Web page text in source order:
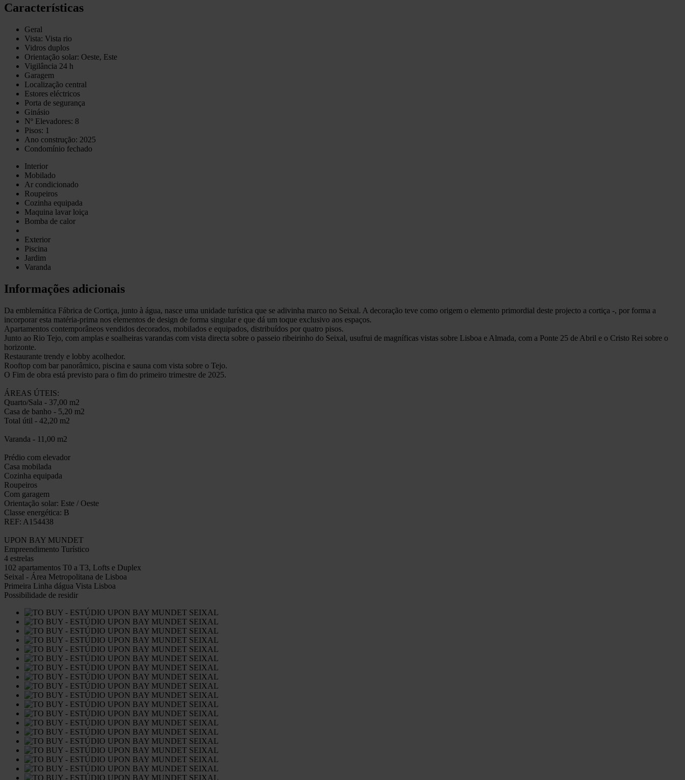
Características
Geral
Vista: Vista rio
Vidros duplos
Orientação solar: Oeste, Este
Vigilância 24 h
Garagem
Localização central
Estores eléctricos
Porta de segurança
Ginásio
Nº Elevadores: 8
Pisos: 1
Ano construção: 2025
Condomínio fechado
Interior
Mobilado
Ar condicionado
Roupeiros
Cozinha equipada
Maquina lavar loiça
Bomba de calor
Exterior
Piscina
Jardim
Varanda
Informações adicionais
Da emblemática Fábrica de Cortiça, junto à água, nasce uma unidade turística que se adivinha marco no Seixal. A decoração teve como origem o elemento primordial deste projecto a cortiça -, por forma a
incorporar esta matéria-prima nos elementos de design de forma singular e que dá um toque exclusivo aos espaços.
Apartamentos contemporâneos vendidos decorados, mobilados e equipados, distribuídos por quatro pisos.
Junto ao Rio Tejo, com amplas e soalheiras varandas com vista directa sobre o passeio ribeirinho do Seixal, usufrui de magníficas vistas sobre Lisboa e Almada, com a Ponte 25 de Abril e o Cristo Rei sobre o
horizonte.
Restaurante trendy e lobby acolhedor.
Rooftop com bar panorâmico, piscina e sauna com vista sobre o Tejo.
O Fim de obra está previsto para o fim do primeiro trimestre de 2025.
ÁREAS ÚTEIS:
Quarto/Sala - 37,00 m2
Casa de banho - 5,20 m2
Total útil - 42,20 m2
Varanda - 11,00 m2
Prédio com elevador
Casa mobilada
Cozinha equipada
Roupeiros
Com garagem
Orientação solar: Este / Oeste
Classe energética: B
REF: A154438
UPON BAY MUNDET
Empreendimento Turístico
4 estrelas
102 apartamentos T0 a T3, Lofts e Duplex
Seixal - Área Metropolitana de Lisboa
Primeira Linha dágua Vista Lisboa
Possibilidade de residir